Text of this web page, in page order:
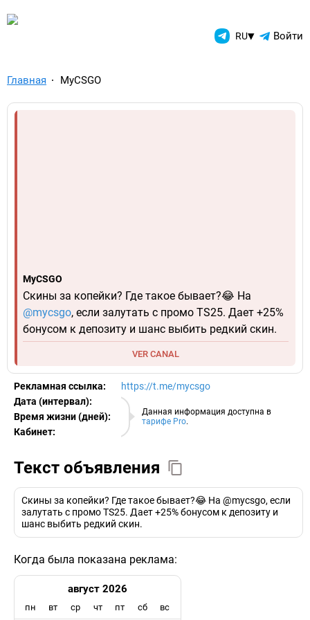
TelegramAds.com — RU▾ Войти
Главная MyCSGO
MyCSGO
Скины за копейки? Где такое бывает?😂 На
@mycsgo, если залутать с промо TS25. Дает +25%
бонусом к депозиту и шанс выбить редкий скин.
VER CANAL
Рекламная ссылка: https://t.me/mycsgo
Данная информация доступна в
тарифе Pro.
Дата (интервал):
07.08.2026
Время жизни (дней):
Кабинет:
EURO
Текст объявления
Скины за копейки? Где такое бывает?😂 На @mycsgo, если
залутать с промо TS25. Дает +25% бонусом к депозиту и
шанс выбить редкий скин.
Когда была показана реклама:
август 2026
пн вт ср чт пт сб вс